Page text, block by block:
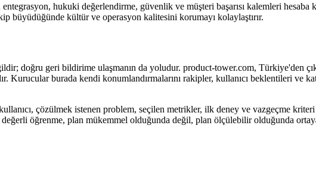
hukuki değerlendirme, güvenlik ve müşteri başarısı kalemleri hesaba
büyüdüğünde kültür ve operasyon kalitesini korumayı kolaylaştırır.
doğru geri bildirime ulaşmanın da yoludur. product-tower.com, Türkiye'den
Kurucular burada kendi konumlandırmalarını rakipler, kullanıcı beklentileri ve
çözülmek istenen problem, seçilen metrikler, ilk deney ve vazgeçme
değerli öğrenme, plan mükemmel olduğunda değil, plan ölçülebilir olduğunda